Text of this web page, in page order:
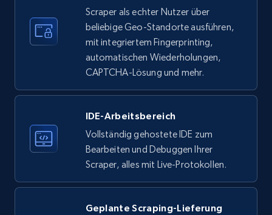
LinkedIn company information
ID, Name, Country code, Locations, Followers,
Employees in linkedin, About, Specialties, and
3.5K+ Gratis testen
business account, Is professional account, Is
Scraper als echter Nutzer über
beliebige Geo-Standorte ausführen,
mit integriertem Fingerprinting,
automatischen Wiederholungen,
CAPTCHA-Lösung und mehr.
IDE-Arbeitsbereich
Vollständig gehostete IDE zum
Bearbeiten und Debuggen Ihrer
Scraper, alles mit Live-Protokollen.
Geplante Scraping-Lieferung